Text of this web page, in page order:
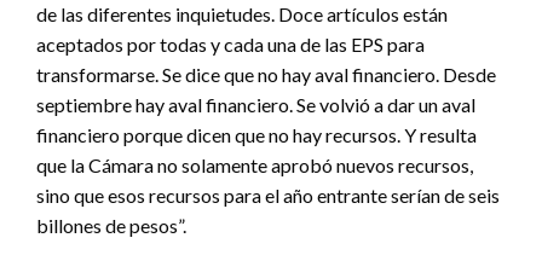
de las diferentes inquietudes. Doce artículos están
aceptados por todas y cada una de las EPS para
transformarse. Se dice que no hay aval financiero. Desde
septiembre hay aval financiero. Se volvió a dar un aval
financiero porque dicen que no hay recursos. Y resulta
que la Cámara no solamente aprobó nuevos recursos,
sino que esos recursos para el año entrante serían de seis
billones de pesos”.